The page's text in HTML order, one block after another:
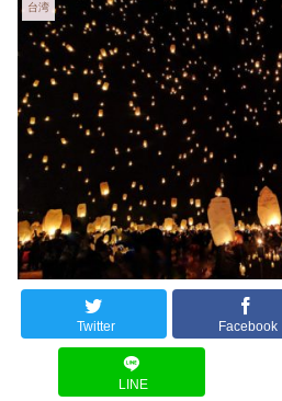
台湾
Twitter Facebook
LINE